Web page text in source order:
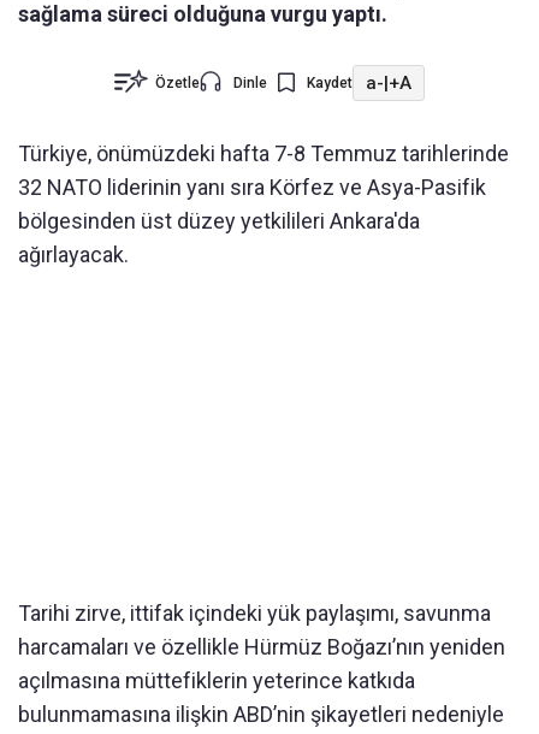
sağlama süreci olduğuna vurgu yaptı.
Özetle Dinle Kaydet a-|+A
Türkiye, önümüzdeki hafta 7-8 Temmuz tarihlerinde
32 NATO liderinin yanı sıra Körfez ve Asya-Pasifik
bölgesinden üst düzey yetkilileri Ankara'da
ağırlayacak.
Tarihi zirve, ittifak içindeki yük paylaşımı, savunma
harcamaları ve özellikle Hürmüz Boğazı’nın yeniden
açılmasına müttefiklerin yeterince katkıda
bulunmamasına ilişkin ABD’nin şikayetleri nedeniyle